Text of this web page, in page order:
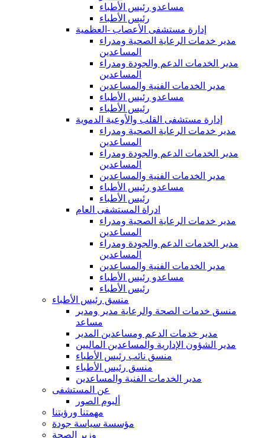
مساعدو رئيس الأطباء
رئيس الأطباء
إدارة مستشفى الأعصاب -العظمية
مدير خدمات الرعاية الصحية ومدراء
المساعدين
مدير الخدمات الدعم والجودة ومدراء
المساعدين
مدير الخدمات الفنية والمساعدين
مساعدو رئيس الأطباء
رئيس الأطباء
إدارة مستشفى القلب والأوعية الدموية
مدير خدمات الرعاية الصحية ومدراء
المساعدين
مدير الخدمات الدعم والجودة ومدراء
المساعدين
مدير الخدمات الفنية والمساعدين
مساعدو رئيس الأطباء
رئيس الأطباء
ادراة المستشفى العام
مدير خدمات الرعاية الصحية ومدراء
المساعدين
مدير الخدمات الدعم والجودة ومدراء
المساعدين
مدير الخدمات الفنية والمساعدين
مساعدو رئيس الأطباء
رئيس الأطباء
منسق رئيس الأطباء
منسق خدمات الصحة والرعاية مدير ومدير
مساعد
مدير خدمات الدعم ومساعدين المدير
مدير الشؤون الإدارية والمساعدين الماليين
منسق نائب رئيس الأطباء
منسق رئيس الأطباء
مدير الخدمات الفنية والمساعدين
عن المستشفى
ألبوم الصور
مهمتنا ورؤيتنا
مؤسسة سياسة جودة
وزير الصحة